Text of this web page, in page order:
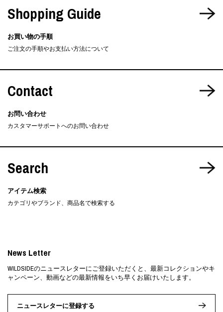
Shopping Guide
お買い物の手順
ご注文の手順やお支払い方法について
Contact
お問い合わせ
カスタマーサポートへのお問い合わせ
Search
アイテム検索
カテゴリやブランド、商品名で検索する
News Letter
WILDSIDEのニュースレターにご登録いただくと、最新コレクションやキ
ャンペーン、動画などの最新情報をいち早くお届けいたします。
ニュースレターに登録する